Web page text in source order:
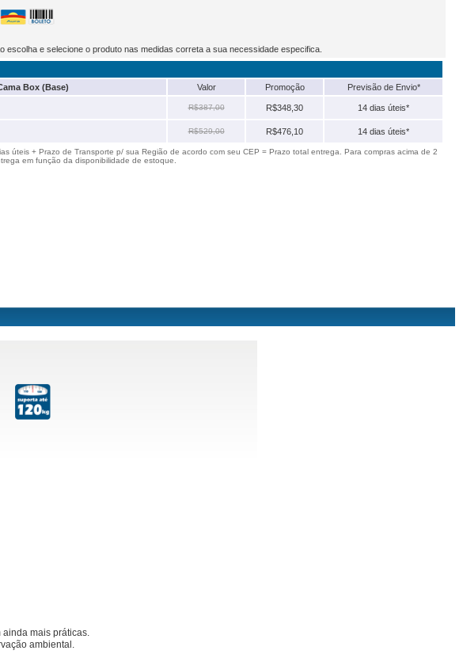
escolha e selecione o produto nas medidas correta a sua necessidade especifica.
Box (Base)
Valor Promoção Previsão de Envio*
R$387,00 R$348,30 14 dias úteis*
R$529,00 R$476,10 14 dias úteis*
úteis + Prazo de Transporte p/ sua Região de acordo com seu CEP = Prazo total entrega. Para compras acima de 2
em função da disponibilidade de estoque.
mais práticas.
ambiental.